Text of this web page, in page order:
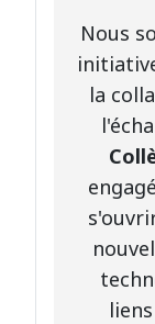
Nous
la